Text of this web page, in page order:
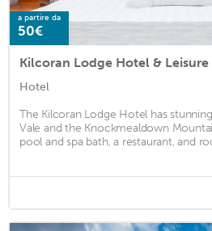
a partire da
50€
Kilcoran Lodge Hotel & Leisure
Hotel
The Kilcoran Lodge Hotel has
Vale and the Knockmealdown
pool and spa bath, a restaurant, and